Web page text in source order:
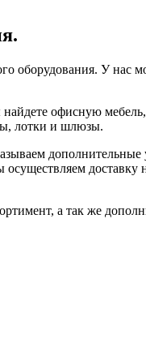
оборудования. У нас
офисную
лотки и шлюзы.
дополнительные
доставку
а так же